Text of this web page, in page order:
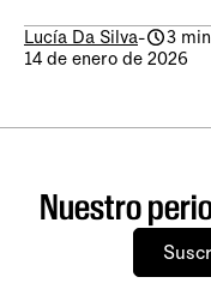
Lucía Da Silva-
3
14 de enero de 2026
Nuestro